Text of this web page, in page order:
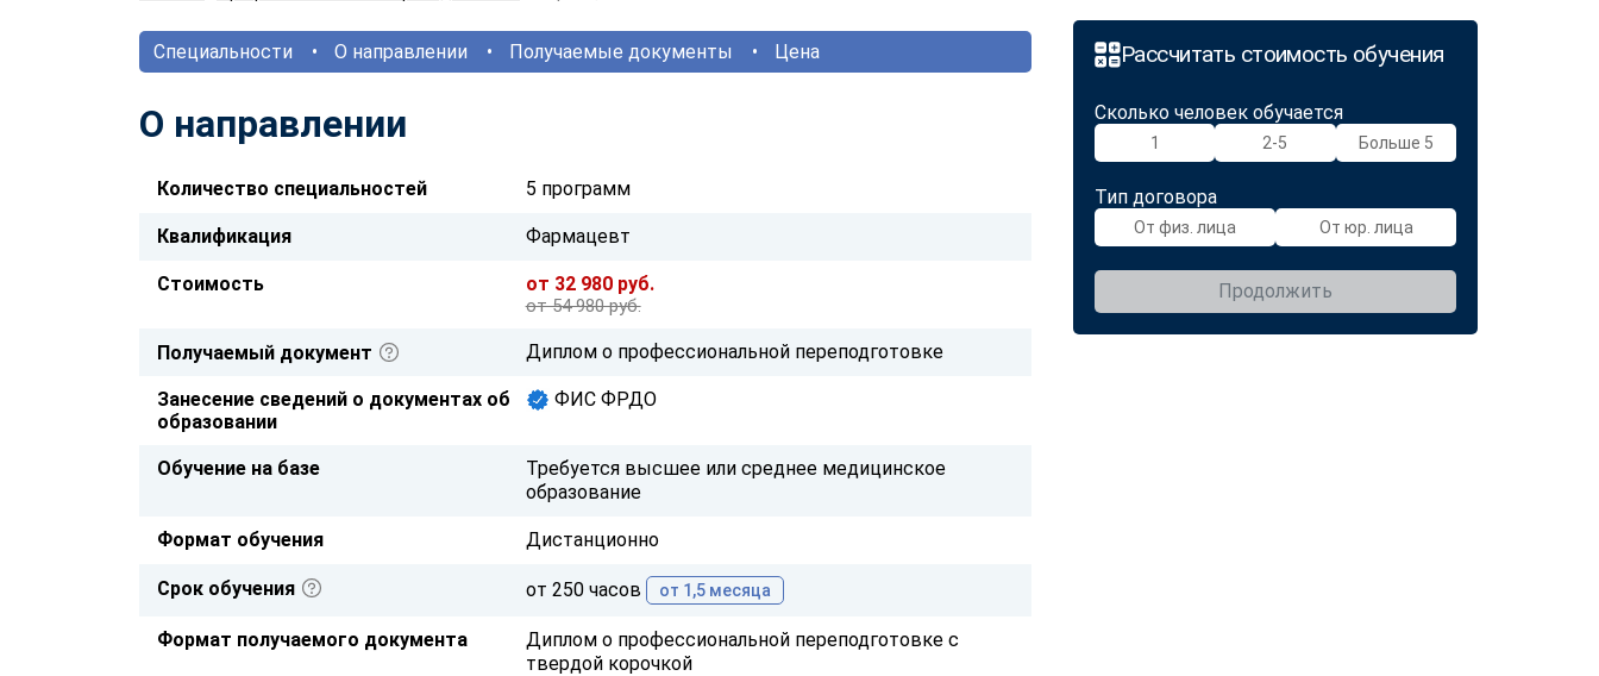
Рассчитать стоимость обучения
Сколько человек обучается
1 2-5 Больше 5
Тип договора
От физ. лица От юр. лица
Продолжить
Специальности О направлении Получаемые документы Цена
О направлении
Количество специальностей 5 программ
Квалификация Фармацевт
Стоимость от 32 980 руб.
от 54 980 руб.
Получаемый документ Диплом о профессиональной переподготовке
Занесение сведений о документах об
образовании
ФИС ФРДО
Обучение на базе
Требуется высшее или среднее медицинское
образование
Формат обучения Дистанционно
Срок обучения от 250 часов от 1,5 месяца
Формат получаемого документа
Диплом о профессиональной переподготовке с
твердой корочкой